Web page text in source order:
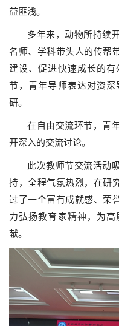
益匪浅。
多年来，动物所持续
名师、学科带头人的传帮
建设、促进快速成长的
节，青年导师表达对资
研。
在自由交流环节，青
开深入的交流讨论。
此次教师节交流活动
持，全程气氛热烈，在研
过了一个富有成就感、荣
力弘扬教育家精神，为
献。